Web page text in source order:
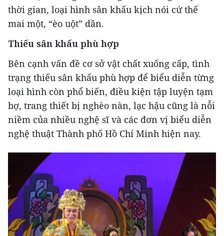
thời gian, loại hình sân khấu kịch nói cứ thế
mai một, “èo uột” dần.
Thiếu sân khấu phù hợp
Bên cạnh vấn đề cơ sở vật chất xuống cấp, tình
trạng thiếu sân khấu phù hợp để biểu diễn từng
loại hình còn phổ biến, điều kiện tập luyện tạm
bợ, trang thiết bị nghèo nàn, lạc hậu cũng là nỗi
niềm của nhiều nghệ sĩ và các đơn vị biểu diễn
nghệ thuật Thành phố Hồ Chí Minh hiện nay.